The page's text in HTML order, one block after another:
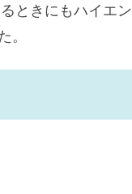
ときにもハイエン
。